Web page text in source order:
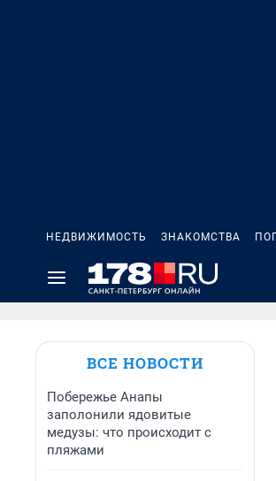
НЕДВИЖИМОСТЬ ЗНАКОМСТВА
ВСЕ НОВОСТИ
Побережье Анапы
заполонили ядовитые
медузы: что происходит с
пляжами